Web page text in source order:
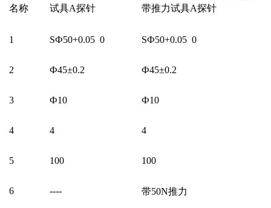
名称 试具A探针 带推力试具A探针
1 SФ50+0.05 0 SФ50+0.05 0
2 Ф45±0.2 Ф45±0.2
3 Ф10 Ф10
4 4 4
5 100 100
6 ---- 带50N推力